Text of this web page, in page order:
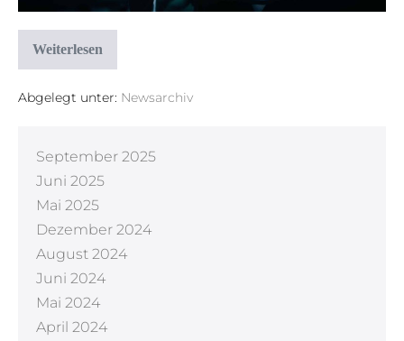
Weiterlesen
Abgelegt unter: Newsarchiv
September 2025
Juni 2025
Mai 2025
Dezember 2024
August 2024
Juni 2024
Mai 2024
April 2024